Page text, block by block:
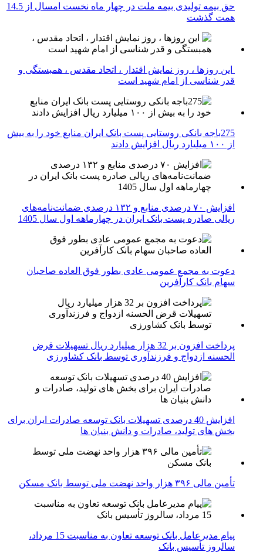
حق بیمه تولیدی بیمه ملت در چهار ماه نخست امسال از 14.5
همت گذشت
این روزها ، روز نمایش اقتدار ، اتحاد مقدس ، همبستگی و
قدر شناسی از امام شهید است
275باجه بانکی روستایی پست بانک ایران منابع خود را به بیش
از ۱۰۰ میلیارد ریال افزایش دادند
افزایش ۷۰ درصدی منابع و ۱۳۲ درصدی ضمانت‌نامه‌های
ریالی صادره پست بانک ایران در چهارماهه اول سال 1405
دعوت به مجمع عمومی عادی بطور فوق العاده صاحبان
سهام بانک کارآفرین
پرداخت افزون بر 32 هزار میلیارد ریال تسهیلات قرض
الحسنه ازدواج و فرزندآوری توسط بانک کشاورزی
افزایش 40 درصدی تسهیلات بانک توسعه صادرات ایران برای
بخش های تولید، صادرات و دانش بنیان ها
تأمین مالی ۳۹۶ هزار واحد نهضت ملی توسط بانک مسکن
پیام مدیرعامل بانک توسعه تعاون به مناسبت 15 مرداد،
سالروز تأسیس بانک